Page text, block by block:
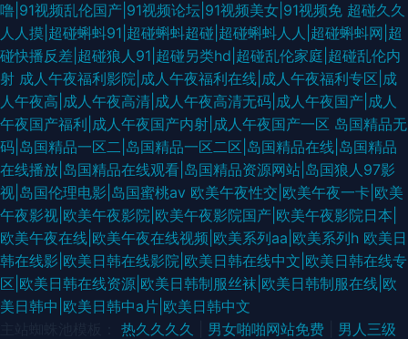
噜|91视频乱伦国产|91视频论坛|91视频美女|91视频免 超碰久久
人人摸|超碰蝌蚪91|超碰蝌蚪超碰|超碰蝌蚪人人|超碰蝌蚪网|超
碰快播反差|超碰狼人91|超碰另类hd|超碰乱伦家庭|超碰乱伦内
射 成人午夜福利影院|成人午夜福利在线|成人午夜福利专区|成
人午夜高|成人午夜高清|成人午夜高清无码|成人午夜国产|成人
午夜国产福利|成人午夜国产内射|成人午夜国产一区 岛国精品无
码|岛国精品一区二|岛国精品一区二区|岛国精品在线|岛国精品
在线播放|岛国精品在线观看|岛国精品资源网站|岛国狼人97影
视|岛国伦理电影|岛国蜜桃av 欧美午夜性交|欧美午夜一卡|欧美
午夜影视|欧美午夜影院|欧美午夜影院国产|欧美午夜影院日本|
欧美午夜在线|欧美午夜在线视频|欧美系列aa|欧美系列h 欧美日
韩在线影|欧美日韩在线影院|欧美日韩在线中文|欧美日韩在线专
区|欧美日韩在线资源|欧美日韩制服丝袜|欧美日韩制服在线|欧
美日韩中|欧美日韩中a片|欧美日韩中文
热久久久久 男女啪啪网站免费
男人三级